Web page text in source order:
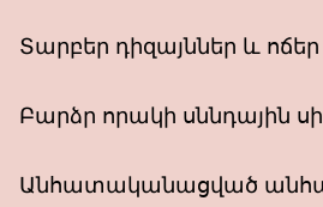
Տարբեր դիզայններ և ոճեր
Բարձր որակի սննդային
Անհատականացված